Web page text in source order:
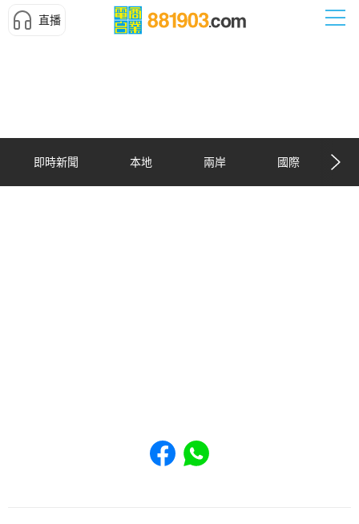
直播
即時新聞 本地 兩岸 國際
Share to Facebook
Share to WhatsApp